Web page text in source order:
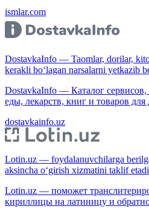
ismlar.com
DostavkaInfo — Taomlar, dorilar,
kerakli bo‘lagan narsalarni yetkazib
DostavkaInfo — Каталог
еды, лекарств, книг и товаров для
dostavkainfo.uz
Lotin.uz — foydalanuvchilarga
aksincha o‘girish xizmatini taklif
Lotin.uz — поможет
кириллицы на латиницу и